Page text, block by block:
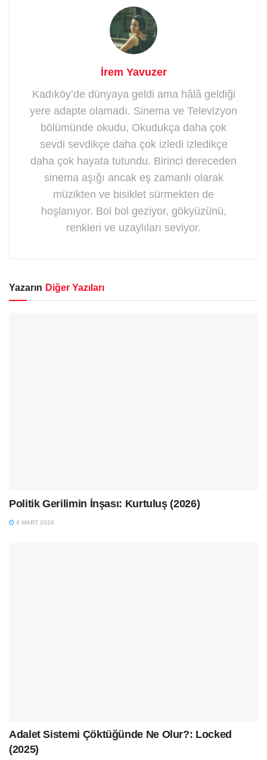
İrem Yavuzer
Kadıköy’de dünyaya geldi ama hâlâ geldiği
yere adapte olamadı. Sinema ve Televizyon
bölümünde okudu, Okudukça daha çok
sevdi sevdikçe daha çok izledi izledikçe
daha çok hayata tutundu. Birinci dereceden
sinema aşığı ancak eş zamanlı olarak
müzikten ve bisiklet sürmekten de
hoşlanıyor. Bol bol geziyor, gökyüzünü,
renkleri ve uzaylıları seviyor.
Yazarın Diğer Yazıları
Politik Gerilimin İnşası: Kurtuluş (2026)
4 MART 2026
Adalet Sistemi Çöktüğünde Ne Olur?: Locked
(2025)